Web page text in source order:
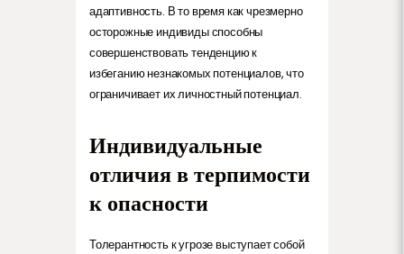
адаптивность. В то время как чрезмерно
осторожные индивиды способны
совершенствовать тенденцию к
избеганию незнакомых потенциалов, что
ограничивает их личностный потенциал.
Индивидуальные
отличия в терпимости
к опасности
Толерантность к угрозе выступает собой